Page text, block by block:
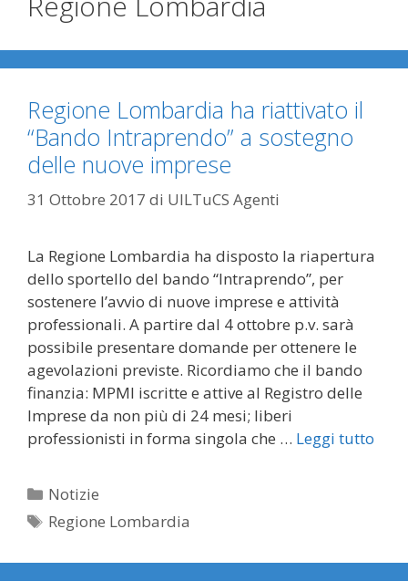
Regione Lombardia ha riattivato il
“Bando Intraprendo” a sostegno
delle nuove imprese
31 Ottobre 2017 di UILTuCS Agenti
La Regione Lombardia ha disposto la riapertura
dello sportello del bando “Intraprendo”, per
sostenere l’avvio di nuove imprese e attività
professionali. A partire dal 4 ottobre p.v. sarà
possibile presentare domande per ottenere le
agevolazioni previste. Ricordiamo che il bando
finanzia: MPMI iscritte e attive al Registro delle
Imprese da non più di 24 mesi; liberi
professionisti in forma singola che … Leggi tutto
Categorie
Notizie
Tag
Regione Lombardia